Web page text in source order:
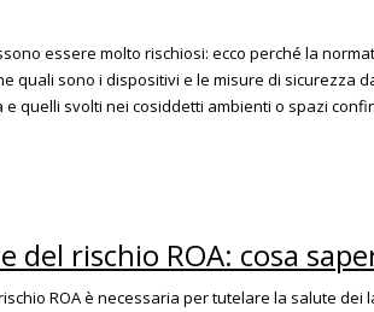
essere molto rischiosi: ecco perché la
quali sono i dispositivi e le misure di sicurezza
e quelli svolti nei cosiddetti ambienti o spazi
del rischio ROA: cosa
ROA è necessaria per tutelare la salute dei